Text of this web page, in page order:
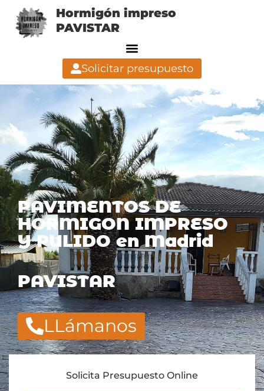
Hormigón impreso
PAVISTAR
Solicitar presupuesto
PAVIMENTOS DE
HORMIGON IMPRESO
Y PULIDO en Madrid
PAVISTAR
LLámanos
Solicita Presupuesto Online